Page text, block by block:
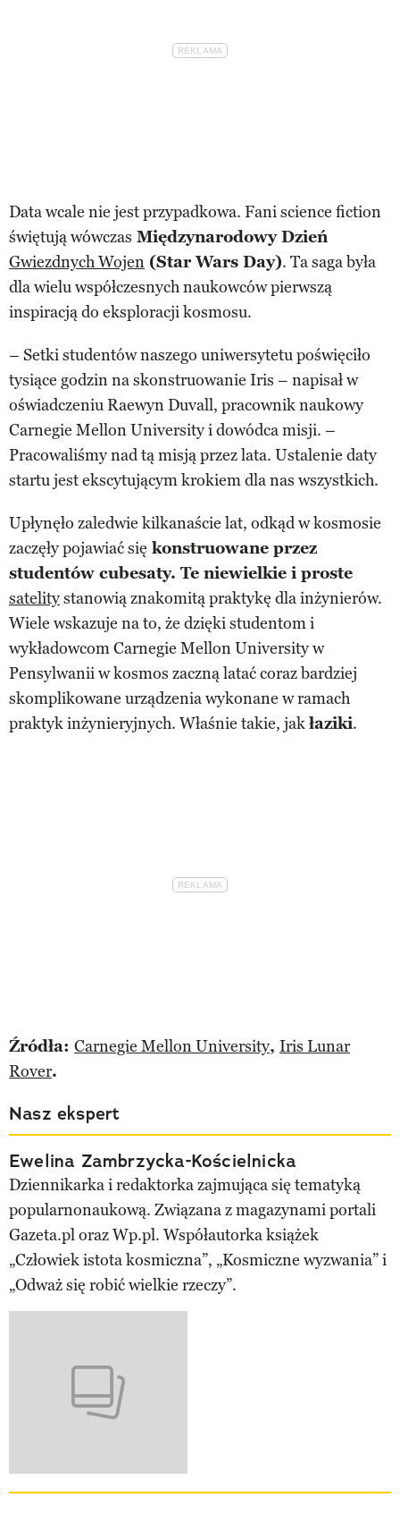
Data wcale nie jest przypadkowa. Fani science fiction
świętują wówczas Międzynarodowy Dzień
Gwiezdnych Wojen (Star Wars Day). Ta saga była
dla wielu współczesnych naukowców pierwszą
inspiracją do eksploracji kosmosu.
– Setki studentów naszego uniwersytetu poświęciło
tysiące godzin na skonstruowanie Iris – napisał w
oświadczeniu Raewyn Duvall, pracownik naukowy
Carnegie Mellon University i dowódca misji. –
Pracowaliśmy nad tą misją przez lata. Ustalenie daty
startu jest ekscytującym krokiem dla nas wszystkich.
Upłynęło zaledwie kilkanaście lat, odkąd w kosmosie
zaczęły pojawiać się konstruowane przez
studentów cubesaty. Te niewielkie i proste
satelitystanowią znakomitą praktykę dla inżynierów.
Wiele wskazuje na to, że dzięki studentom i
wykładowcom Carnegie Mellon University w
Pensylwanii w kosmos zaczną latać coraz bardziej
skomplikowane urządzenia wykonane w ramach
praktyk inżynieryjnych. Właśnie takie, jakłaziki.
Źródła: Carnegie Mellon University, Iris Lunar
Rover.
Nasz ekspert
Ewelina Zambrzycka-Kościelnicka
Dziennikarka i redaktorka zajmująca się tematyką
popularnonaukową. Związana z magazynami portali
Gazeta.pl oraz Wp.pl. Współautorka książek
„Człowiek istota kosmiczna”, „Kosmiczne wyzwania” i
„Odważ się robić wielkie rzeczy”.